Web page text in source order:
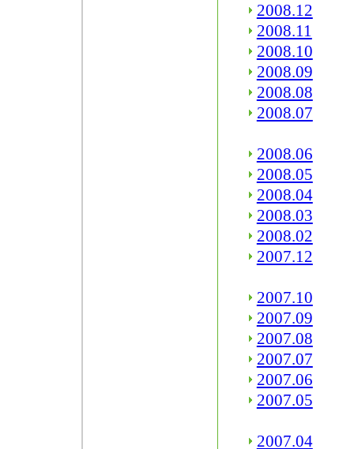
2008.12
2008.11
2008.10
2008.09
2008.08
2008.07
2008.06
2008.05
2008.04
2008.03
2008.02
2007.12
2007.10
2007.09
2007.08
2007.07
2007.06
2007.05
2007.04